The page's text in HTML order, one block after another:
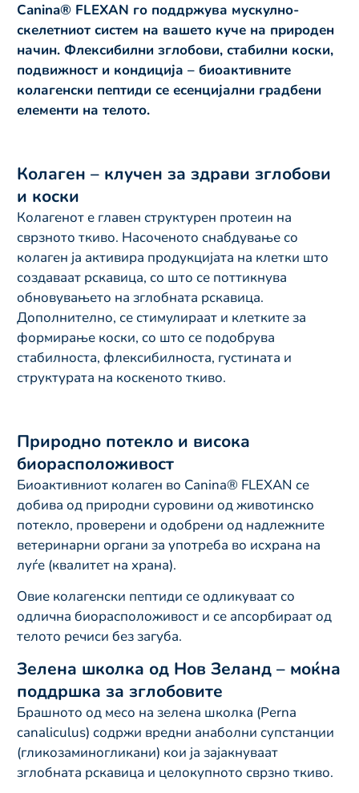
Canina® FLEXAN го поддржува мускулно-
скелетниот систем на вашето куче на природен
начин. Флексибилни зглобови, стабилни коски,
подвижност и кондиција – биоактивните
колагенски пептиди се есенцијални градбени
елементи на телото.
Колаген – клучен за здрави зглобови
и коски
Колагенот е главен структурен протеин на
сврзното ткиво. Насоченото снабдување со
колаген ја активира продукцијата на клетки што
создаваат рскавица, со што се поттикнува
обновувањето на зглобната рскавица.
Дополнително, се стимулираат и клетките за
формирање коски, со што се подобрува
стабилноста, флексибилноста, густината и
структурата на коскеното ткиво.
Природно потекло и висока
биорасположивост
Биоактивниот колаген во Canina® FLEXAN се
добива од природни суровини од животинско
потекло, проверени и одобрени од надлежните
ветеринарни органи за употреба во исхрана на
луѓе (квалитет на храна).
Овие колагенски пептиди се одликуваат со
одлична биорасположивост и се апсорбираат од
телото речиси без загуба.
Зелена школка од Нов Зеланд – моќна
поддршка за зглобовите
Брашното од месо на зелена школка (Perna
canaliculus) содржи вредни анаболни супстанции
(гликозаминогликани) кои ја зајакнуваат
зглобната рскавица и целокупното сврзно ткиво.